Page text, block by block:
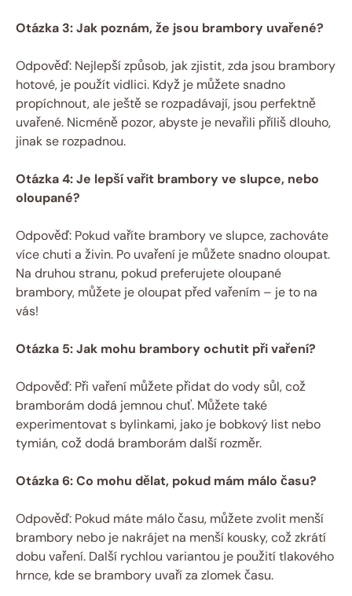
Otázka 3: Jak poznám, že jsou brambory uvařené?
Odpověď: Nejlepší způsob, jak zjistit, zda jsou brambory
hotové, je použít vidlici. Když je můžete snadno
propíchnout, ale ještě se rozpadávají, jsou perfektně
uvařené. Nicméně pozor, abyste je nevařili příliš dlouho,
jinak se rozpadnou.
Otázka 4: Je lepší vařit brambory ve slupce, nebo
oloupané?
Odpověď: Pokud vaříte brambory ve slupce, zachováte
více chuti a živin. Po uvaření je můžete snadno oloupat.
Na druhou stranu, pokud preferujete oloupané
brambory, můžete je oloupat před vařením – je to na
vás!
Otázka 5: Jak mohu brambory ochutit při vaření?
Odpověď: Při vaření můžete přidat do vody sůl, což
bramborám dodá jemnou chuť. Můžete také
experimentovat s bylinkami, jako je bobkový list nebo
tymián, což dodá bramborám další rozměr.
Otázka 6: Co mohu dělat, pokud mám málo času?
Odpověď: Pokud máte málo času, můžete zvolit menší
brambory nebo je nakrájet na menší kousky, což zkrátí
dobu vaření. Další rychlou variantou je použití tlakového
hrnce, kde se brambory uvaří za zlomek času.